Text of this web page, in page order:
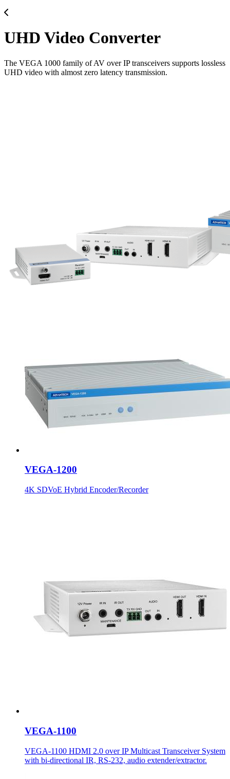
UHD Video Converter
The VEGA 1000 family of AV over IP transceivers supports lossless
UHD video with almost zero latency transmission.
VEGA-1200
4K SDVoE Hybrid Encoder/Recorder
VEGA-1100
VEGA-1100 HDMI 2.0 over IP Multicast Transceiver System
with bi-directional IR, RS-232, audio extender/extractor.